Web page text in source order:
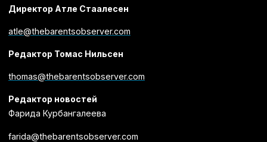
Директор Атле Стаалесен
atle@thebarentsobserver.com
Редактор Томас Нильсен
thomas@thebarentsobserver.com
Редактор новостей
Фарида Курбангалеева
farida@thebarentsobserver.com